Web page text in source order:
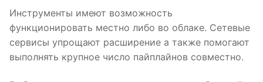
Инструменты имеют возможность
функционировать местно либо во облаке. Сетевые
сервисы упрощают расширение а также помогают
выполнять крупное число пайплайнов совместно.